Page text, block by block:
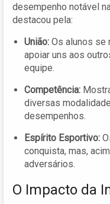
desempenho notável
destacou pela:
União: Os alunos se
apoiar uns aos
equipe.
Competência:
diversas
desempenhos.
Espírito Esportivo:
conquista, mas,
adversários.
O Impacto da